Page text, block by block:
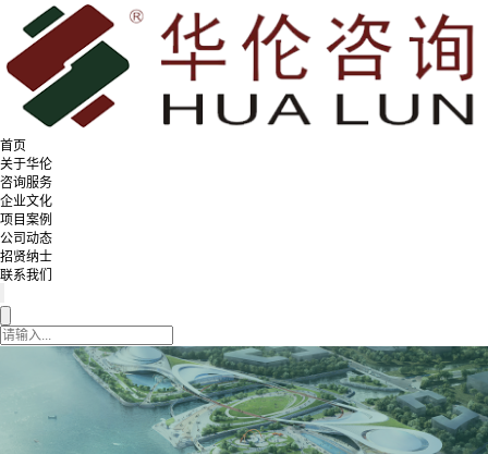
首页
关于华伦
咨询服务
企业文化
项目案例
公司动态
招贤纳士
联系我们